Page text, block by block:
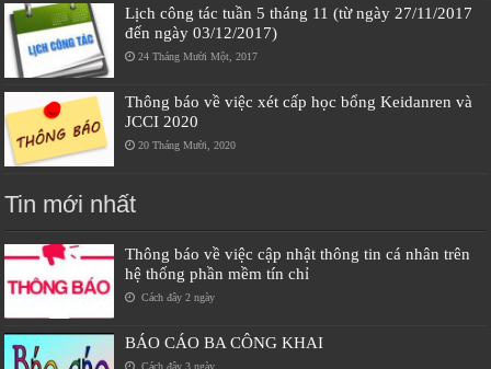
Lịch công tác tuần 5 tháng 11 (từ ngày 27/11/2017
đến ngày 03/12/2017)
24 Tháng Mười Một, 2017
Thông báo về việc xét cấp học bổng Keidanren và
JCCI 2020
20 Tháng Mười, 2020
Tin mới nhất
Thông báo về việc cập nhật thông tin cá nhân trên
hệ thống phần mềm tín chỉ
Cách đây 2 ngày
BÁO CÁO BA CÔNG KHAI
Cách đây 3 ngày